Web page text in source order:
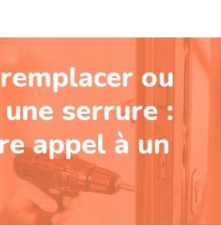
ou
serrure :
appel à un